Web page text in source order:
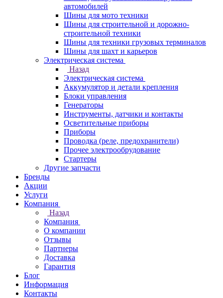
автомобилей
Шины для мото техники
Шины для строительной и дорожно-
строительной техники
Шины для техники грузовых терминалов
Шины для шахт и карьеров
Электрическая система
Назад
Электрическая система
Аккумулятор и детали крепления
Блоки управления
Генераторы
Инструменты, датчики и контакты
Осветительные приборы
Приборы
Проводка (реле, предохранители)
Прочее электрообрудование
Стартеры
Другие запчасти
Бренды
Акции
Услуги
Компания
Назад
Компания
О компании
Отзывы
Партнеры
Доставка
Гарантия
Блог
Информация
Контакты